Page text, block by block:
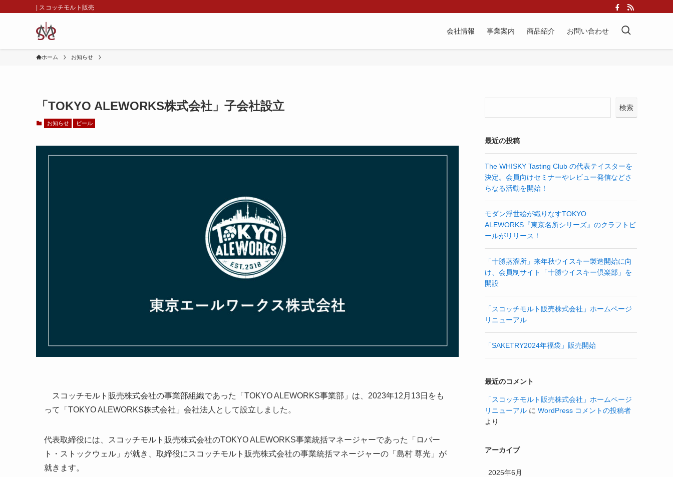
| スコッチモルト販売
会社情報 事業案内 商品紹介 お問い合わせ
ホーム お知らせ
「TOKYO ALEWORKS株式会社」子会社設立
お知らせ ビール
スコッチモルト販売株式会社の事業部組織であった「TOKYO ALEWORKS事業部」は、2023年12月13日をも
って「TOKYO ALEWORKS株式会社」会社法人として設立しました。
代表取締役には、スコッチモルト販売株式会社のTOKYO ALEWORKS事業統括マネージャーであった「ロバー
ト・ストックウェル」が就き、取締役にスコッチモルト販売株式会社の事業統括マネージャーの「島村 尊光」が
就きます。
検索
最近の投稿
The WHISKY Tasting Club の代表テイスターを
決定。会員向けセミナーやレビュー発信などさ
らなる活動を開始！
モダン浮世絵が織りなすTOKYO
ALEWORKS『東京名所シリーズ』のクラフトビ
ールがリリース！
「十勝蒸溜所」来年秋ウイスキー製造開始に向
け、会員制サイト「十勝ウイスキー倶楽部」を
開設
「スコッチモルト販売株式会社」ホームページ
リニューアル
「SAKETRY2024年福袋」販売開始
最近のコメント
「スコッチモルト販売株式会社」ホームページ
リニューアル に WordPress コメントの投稿者
より
アーカイブ
2025年6月